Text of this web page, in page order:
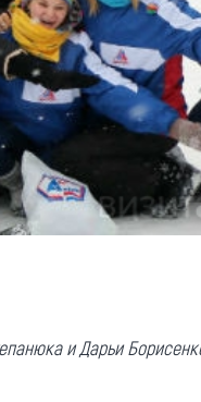
и Дарьи